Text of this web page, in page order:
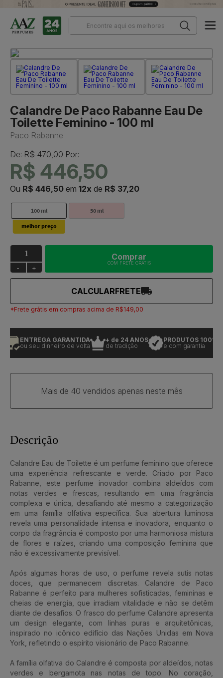
Calandre De Paco Rabanne Eau De
Toilette Feminino - 100 ml
Paco Rabanne
De: R$ 470,00 Por:
R$ 446,50
Ou R$ 446,50 em 12x de R$ 37,20
100 ml 50 ml
- +
Comprar
COM FRETE GRÁTIS
CALCULARFRETE
*Frete grátis em compras acima de R$149,00
ENTREGA GARANTIDA
ou seu dinheiro de volta
+ de 24 ANOS
de tradição
PRODUTOS 100%
e com garantia
Mais de 40 vendidos apenas neste mês
Descrição
Calandre Eau de Toilette é um perfume feminino que oferece
uma experiência refrescante e verde. Criado por Paco
Rabanne, este perfume inovador combina aldeídos com
notas verdes e frescas, resultando em uma fragrância
complexa e única, desafiando até mesmo a categorização
em uma família olfativa específica. Sua abertura luminosa
revela uma personalidade intensa e inovadora, enquanto o
corpo da fragrância é composto por uma harmoniosa mistura
de flores e raízes, criando uma composição feminina que
não é excessivamente previsível.
Após algumas horas de uso, o perfume revela sutis notas
doces, que permanecem discretas. Calandre de Paco
Rabanne é perfeito para mulheres sofisticadas, femininas e
cheias de energia, que irradiam vitalidade e não se detêm
diante de desafios. O frasco do perfume Calandre apresenta
um design elegante, com linhas puras e arquitetônicas,
inspirado no icônico edifício das Nações Unidas em Nova
York, refletindo o espírito visionário de Paco Rabanne.
A família olfativa do Calandre é composta por aldeídos, notas
verdes e bergamota nas notas de topo. No coração,